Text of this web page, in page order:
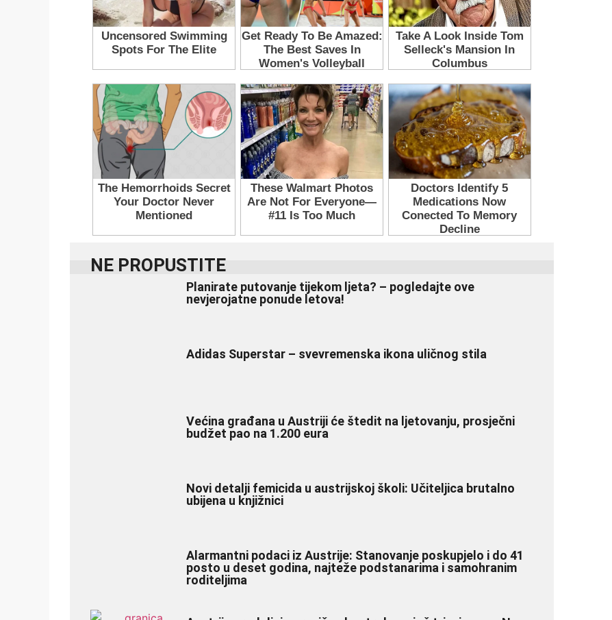
NE PROPUSTITE
Planirate putovanje tijekom ljeta? – pogledajte ove
nevjerojatne ponude letova!
Adidas Superstar – svevremenska ikona uličnog stila
Većina građana u Austriji će štedit na ljetovanju, prosječni
budžet pao na 1.200 eura
Novi detalji femicida u austrijskoj školi: Učiteljica brutalno
ubijena u knjižnici
Alarmantni podaci iz Austrije: Stanovanje poskupjelo i do 41
posto u deset godina, najteže podstanarima i samohranim
roditeljima